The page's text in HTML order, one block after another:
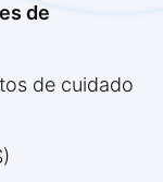
de
de cuidado